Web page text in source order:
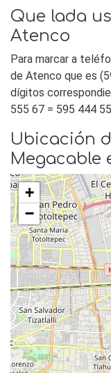
Que lada
Atenco
Para marcar a
de Atenco que es
dígitos
555 67 = 595 444
Ubicación
Megacable
+
−